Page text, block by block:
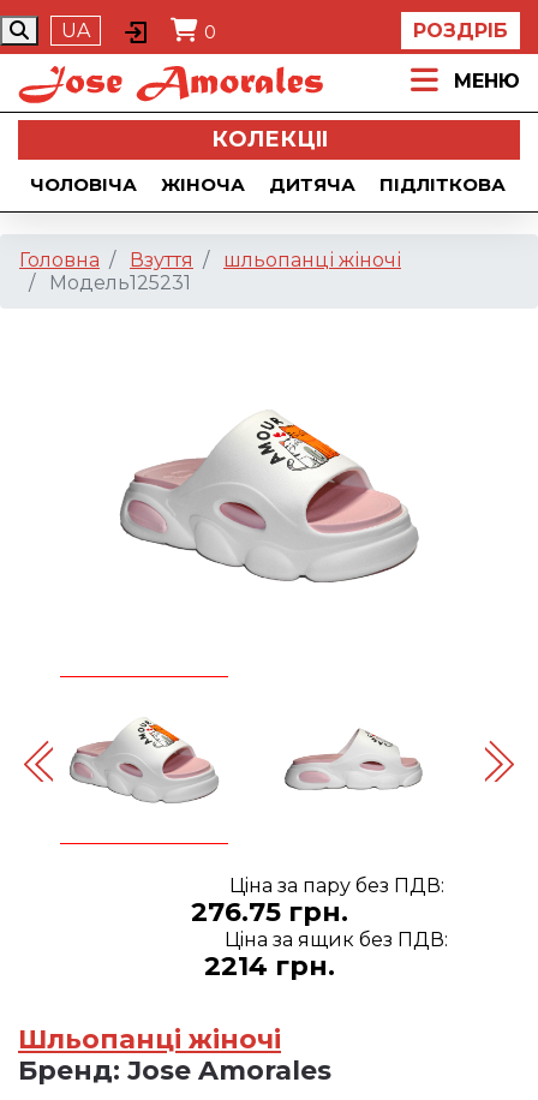
UA 0 РОЗДРІБ
МЕНЮ
КОЛЕКЦII
ЧОЛОВІЧА ЖІНОЧА ДИТЯЧА ПІДЛІТКОВА
Головна Взуття
шльопанці жіночі
Модель125231
Цiна за пару без ПДВ:
276.75 грн.
Цiна за ящик без ПДВ:
2214 грн.
Шльопанці жіночі
Бренд: Jose Amorales